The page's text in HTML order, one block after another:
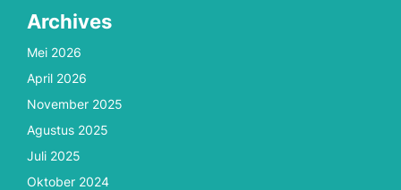
Archives
Mei 2026
April 2026
November 2025
Agustus 2025
Juli 2025
Oktober 2024